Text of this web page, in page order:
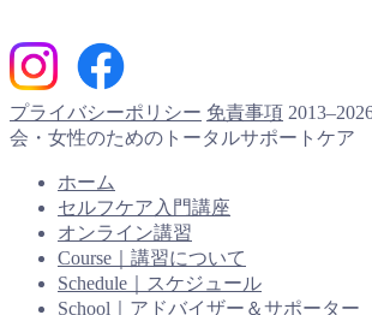
プライバシーポリシー 免責事項
会・女性のためのトータルサポートケア
ホーム
セルフケア入門講座
オンライン講習
Course｜講習について
Schedule｜スケジュール
School｜アドバイザー＆サポーター